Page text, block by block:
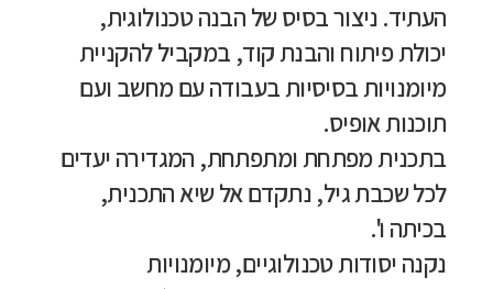
העתיד. ניצור בסיס של הבנה טכנולוגית,
יכולת פיתוח והבנת קוד, במקביל להקניית
מיומנויות בסיסיות בעבודה עם מחשב ועם
תוכנות אופיס.
בתכנית מפתחת ומתפתחת, המגדירה יעדים
לכל שכבת גיל, נתקדם אל שיא התכנית,
בכיתה ו'.
נקנה יסודות טכנולוגיים, מיומנויות